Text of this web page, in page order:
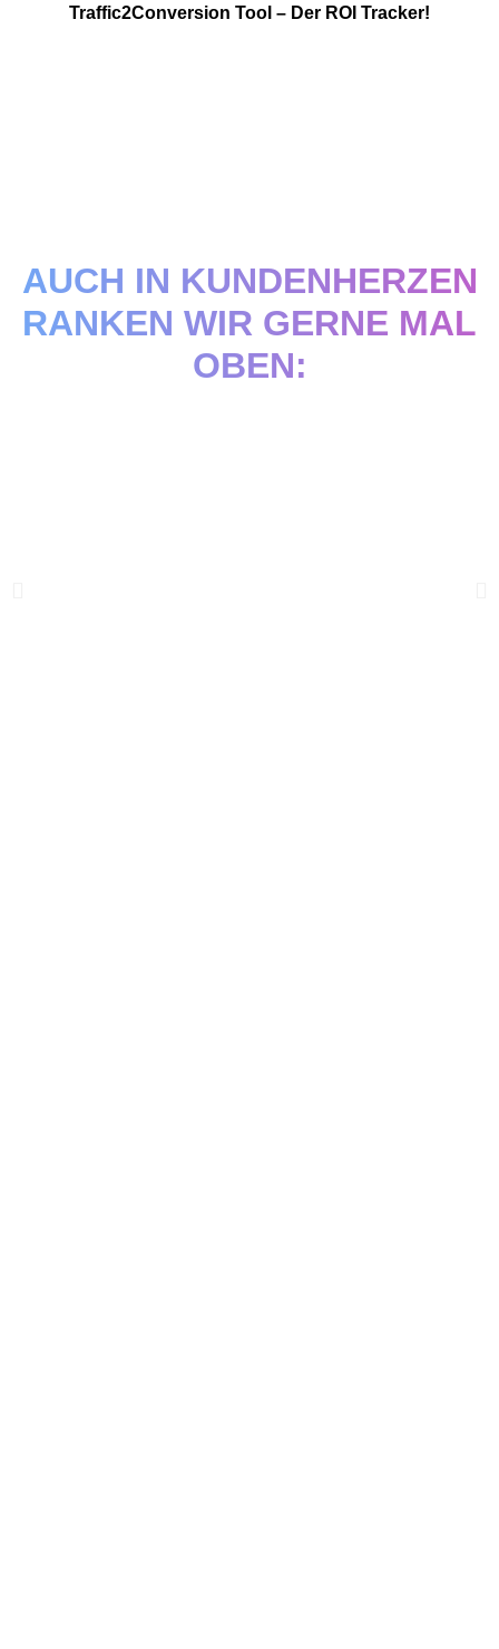
Traffic2Conversion Tool – Der ROI Tracker!
AUCH IN KUNDENHERZEN
RANKEN WIR GERNE MAL
OBEN: